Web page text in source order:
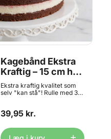
Kagebånd Ekstra
Kraftig – 15 cm høj
x 3 meter,
ScandiChef
Ekstra kraftig kvalitet som
selv "kan stå"! Rulle med 3
lettere – og resultatet
en stabil kvalitet, som kan
stå af sig selv. Det gør det
39,95 kr.